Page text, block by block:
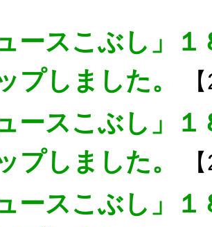
ースこぶし」１
プしました。
ースこぶし」１
プしました。
ースこぶし」１